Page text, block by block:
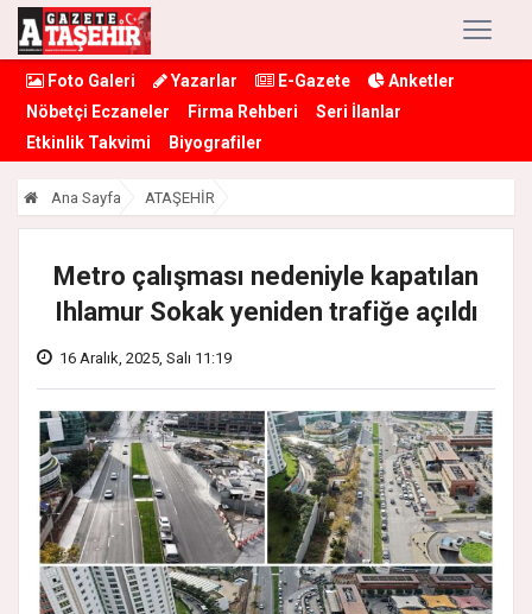
Foto Galeri Yazarlar E-Gazete
Anketler
Nöbetçi Eczaneler
Firma Rehberi
Seri İlanlar
Etkinlik Takvimi
Biyografiler
Ana Sayfa ATAŞEHİR
Metro çalışması nedeniyle kapatılan
Ihlamur Sokak yeniden trafiğe açıldı
16 Aralık, 2025, Salı 11:19